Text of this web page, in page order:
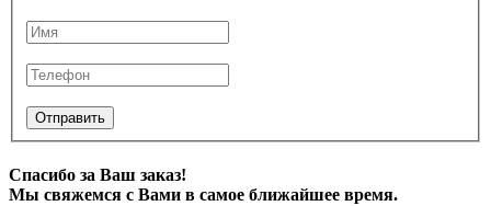
Отправить
Спасибо за Ваш заказ!
Мы свяжемся с Вами в самое ближайшее время.